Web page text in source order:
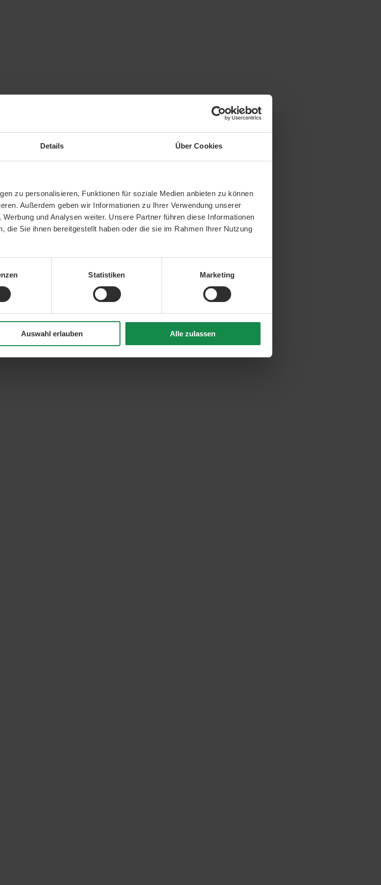
Details Über Cookies
zu personalisieren, Funktionen für soziale Medien anbieten zu können
Außerdem geben wir Informationen zu Ihrer Verwendung unserer
und Analysen weiter. Unsere Partner führen diese Informationen
die Sie ihnen bereitgestellt haben oder die sie im Rahmen Ihrer Nutzung
Statistiken Marketing
Auswahl erlauben Alle zulassen